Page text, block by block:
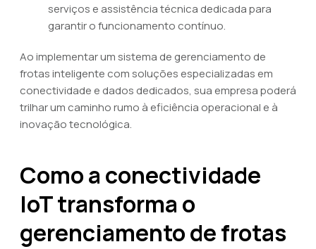
serviços e assistência técnica dedicada para
garantir o funcionamento contínuo.
Ao implementar um sistema de gerenciamento de
frotas inteligente com soluções especializadas em
conectividade e dados dedicados, sua empresa poderá
trilhar um caminho rumo à eficiência operacional e à
inovação tecnológica.
Como a conectividade
IoT transforma o
gerenciamento de frotas